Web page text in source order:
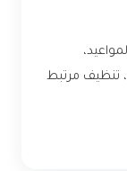
تنظيف مرتبط